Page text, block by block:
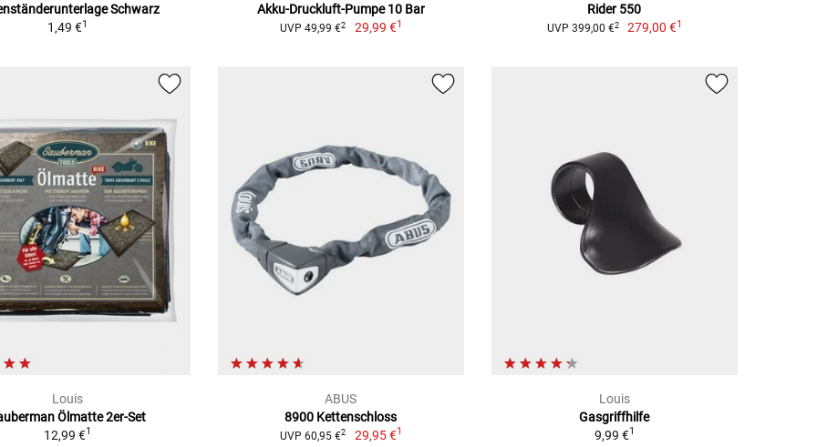
Schwarz
1,49 €1
Akku-Druckluft-Pumpe 10 Bar
UVP 49,99 €2 29,99 €1
Rider 550
UVP 399,00 €2 279,00 €1
Louis
Ölmatte 2er-Set
12,99 €1
ABUS
8900 Kettenschloss
UVP 60,95 €2 29,95 €1
Louis
Gasgriffhilfe
9,99 €1